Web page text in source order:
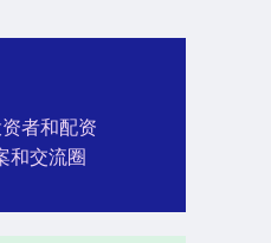
者和配资
和交流圈